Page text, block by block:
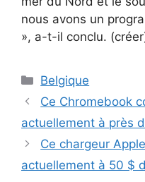
nous avons un
», a-t-il conclu.
Catégories
Belgique
Ce Chromebook
actuellement à près
Ce chargeur
actuellement à 50 $